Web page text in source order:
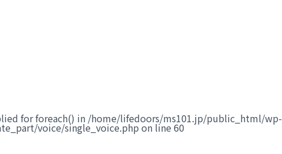
for foreach() in /home/lifedoors/ms101.jp/public_html/wp-
voice/single_voice.php on line 60